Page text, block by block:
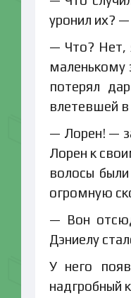
уронил их?
— Что? Нет,
маленькому
потерял
влетевшей
— Лорен! —
Лорен к
волосы
огромную
— Вон
Дэниелу
У него
надгробный